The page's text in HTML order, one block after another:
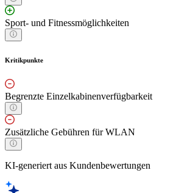
Sport- und Fitnessmöglichkeiten
Kritikpunkte
Begrenzte Einzelkabinenverfügbarkeit
Zusätzliche Gebühren für WLAN
KI-generiert aus Kundenbewertungen